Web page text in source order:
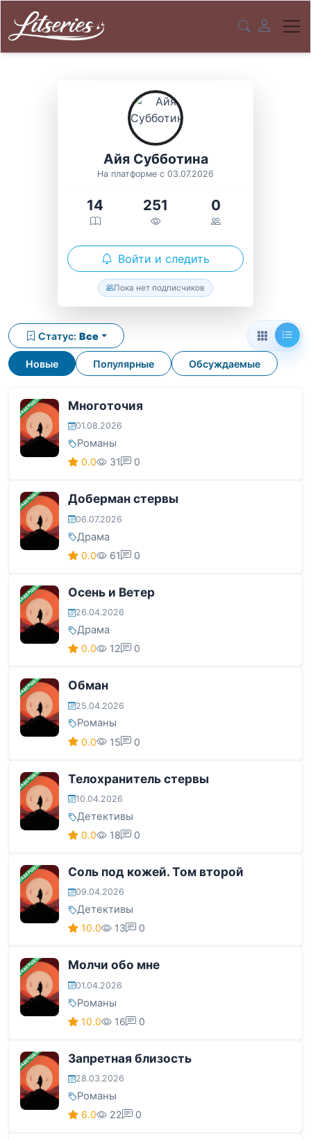
Айя Субботина
На платформе с 03.07.2026
14 251 0
Войти и следить
Пока нет подписчиков
Новые Популярные Обсуждаемые
Статус: Все
ЗАВЕРШЕНА Многоточия
01.08.2026
Романы
0.0 31 0
ЗАВЕРШЕНА Доберман стервы
06.07.2026
Драма
0.0 61 0
ЗАВЕРШЕНА Осень и Ветер
26.04.2026
Драма
0.0 12 0
ЗАВЕРШЕНА Обман
25.04.2026
Романы
0.0 15 0
ЗАВЕРШЕНА Телохранитель стервы
10.04.2026
Детективы
0.0 18 0
ЗАВЕРШЕНА Соль под кожей. Том второй
09.04.2026
Детективы
10.0 13 0
ЗАВЕРШЕНА Молчи обо мне
01.04.2026
Романы
10.0 16 0
ЗАВЕРШЕНА Запретная близость
28.03.2026
Романы
6.0 22 0